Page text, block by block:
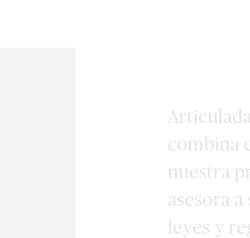
combina
nuestra
asesora
leyes y